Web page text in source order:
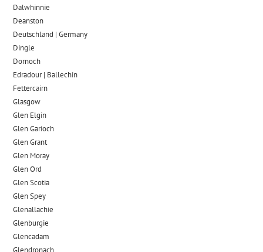
Dalwhinnie
Deanston
Deutschland | Germany
Dingle
Dornoch
Edradour | Ballechin
Fettercairn
Glasgow
Glen Elgin
Glen Garioch
Glen Grant
Glen Moray
Glen Ord
Glen Scotia
Glen Spey
Glenallachie
Glenburgie
Glencadam
Glendronach